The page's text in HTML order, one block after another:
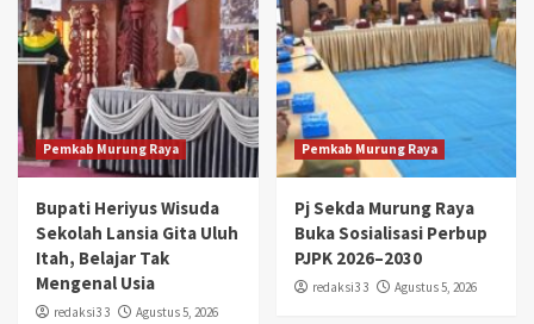
Pemkab Murung Raya
Bupati Heriyus Wisuda
Sekolah Lansia Gita Uluh
Itah, Belajar Tak
Mengenal Usia
redaksi3 3 Agustus 5, 2026
Pemkab Murung Raya
Pj Sekda Murung Raya
Buka Sosialisasi Perbup
PJPK 2026–2030
redaksi3 3 Agustus 5, 2026